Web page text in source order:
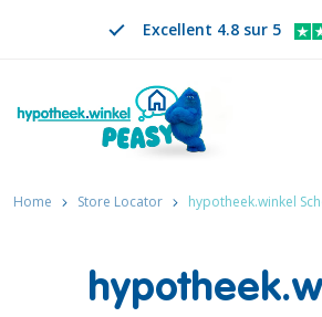
Excellent 4.8 sur 5
Rechercher
CHANGER DE LANGUE.
FR
Home Store Locator hypotheek.winkel